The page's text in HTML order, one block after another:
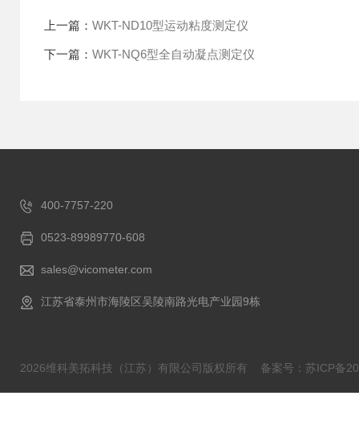
上一篇： WKT-ND10型运动粘度测定仪
下一篇： WKT-NQ6型全自动凝点测定仪
400-7757-220
0523-89989770-608
sales@vicometer.com
江苏省泰州市海陵区吴陵南路光电产业园9栋
2026维科美拓科技（江苏）有限公司版权所有 备案号：苏ICP备